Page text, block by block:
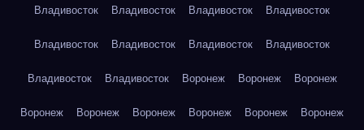
Владивосток Владивосток Владивосток Владивосток
Владивосток Владивосток Владивосток Владивосток
Владивосток Владивосток Воронеж Воронеж Воронеж
Воронеж Воронеж Воронеж Воронеж Воронеж Воронеж